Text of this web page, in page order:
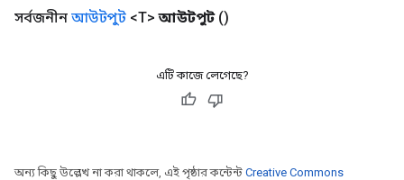
সর্বজনীন আউটপুট <T> আউটপুট ()
এটি কাজে লেগেছে?
অন্য কিছু উল্লেখ না করা থাকলে, এই পৃষ্ঠার কন্টেন্ট Creative Commons